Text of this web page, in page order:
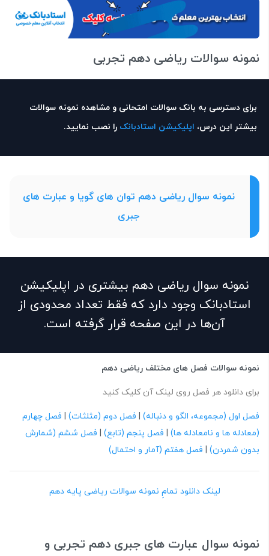
نمونه سوالات ریاضی دهم تجربی
برای دسترسی به بانک سوالات امتحانی و مشاهده نمونه سوالات
بیشتر این درس، اپلیکیشن استادبانک را نصب نمایید.
نمونه سوال ریاضی دهم توان های گویا و عبارت های
جبری
نمونه سوال ریاضی دهم بیشتری در اپلیکیشن
استادبانک وجود دارد که فقط تعداد محدودی از
آن‌ها در این صفحه قرار گرفته است.
نمونه سوالات فصل های مختلف ریاضی دهم
برای دانلود هر فصل روی لینک آن کلیک کنید
فصل اول (مجموعه، الگو و دنباله) | فصل دوم (مثلثات) | فصل چهارم
(معادله ها و نامعادله ها) | فصل پنجم (تابع) | فصل ششم (شمارش
بدون شمردن) | فصل هفتم (آمار و احتمال)
لینک دانلود تمامِ نمونه سوالات ریاضی پایه دهم
نمونه سوال عبارت های جبری دهم تجربی و